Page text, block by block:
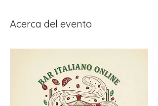
Acerca del evento